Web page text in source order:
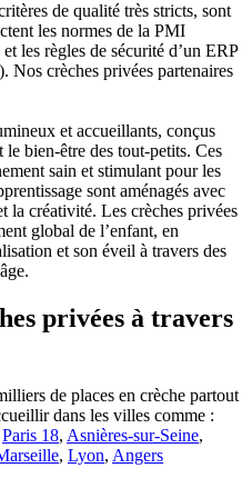
de qualité très stricts, sont
les normes de la PMI
les règles de sécurité d’un ERP
Nos crèches privées partenaires
et accueillants, conçus
le bien-être des tout-petits. Ces
sain et stimulant pour les
sont aménagés avec
la créativité. Les crèches privées
global de l’enfant, en
et son éveil à travers des
privées à travers
de places en crèche partout
dans les villes comme :
Paris 18, Asnières-sur-Seine,
, Lyon, Angers